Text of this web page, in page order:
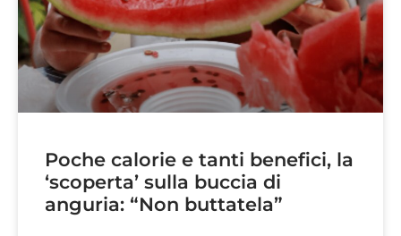
Poche calorie e tanti benefici, la
‘scoperta’ sulla buccia di
anguria: “Non buttatela”